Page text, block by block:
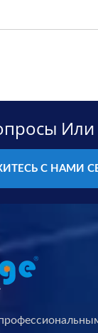
С НАМИ